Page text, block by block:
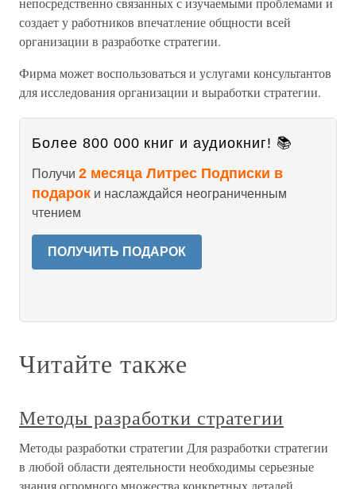
создает у работников впечатление общности всей
организации в разработке стратегии.
Фирма может воспользоваться и услугами консультантов
для исследования организации и выработки стратегии.
Более 800 000 книг и аудиокниг! 📚
Получи 2 месяца Литрес Подписки в
подарок и наслаждайся неограниченным
чтением
ПОЛУЧИТЬ ПОДАРОК
Читайте также
Методы разработки стратегии
Методы разработки стратегии Для разработки стратегии
в любой области деятельности необходимы серьезные
знания огромного множества конкретных деталей.